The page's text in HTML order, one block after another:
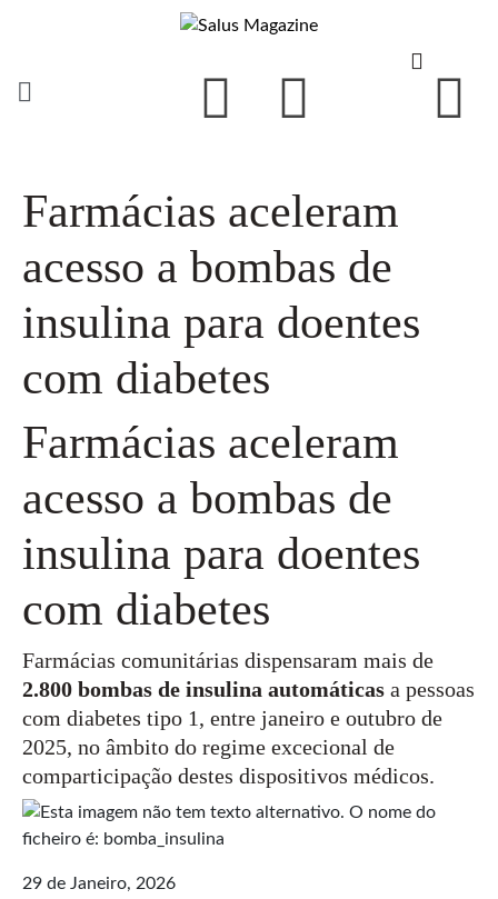
Farmácias aceleram
acesso a bombas de
insulina para doentes
com diabetes
Farmácias aceleram
acesso a bombas de
insulina para doentes
com diabetes
Farmácias comunitárias dispensaram mais de
2.800 bombas de insulina automáticas a pessoas
com diabetes tipo 1, entre janeiro e outubro de
2025, no âmbito do regime excecional de
comparticipação destes dispositivos médicos.
29 de Janeiro, 2026